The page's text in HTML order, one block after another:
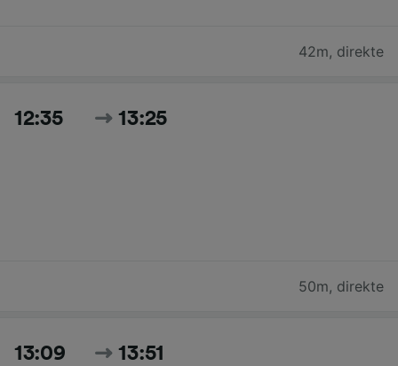
42m, direkte
12:35 13:25
50m, direkte
13:09 13:51